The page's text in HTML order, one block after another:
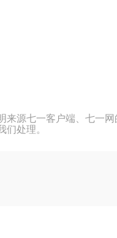
来源七一客户端、七一
们处理。